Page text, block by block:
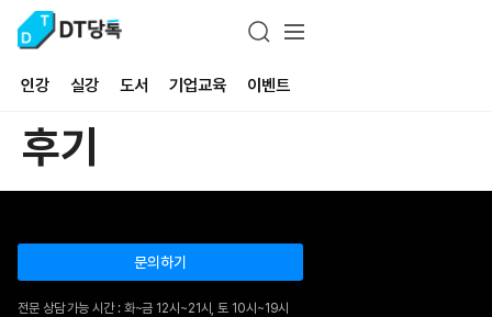
인강 실강 도서 기업교육 이벤트
후기
문의하기
전문 상담 가능 시간 : 화~금 12시~21시, 토 10시~19시